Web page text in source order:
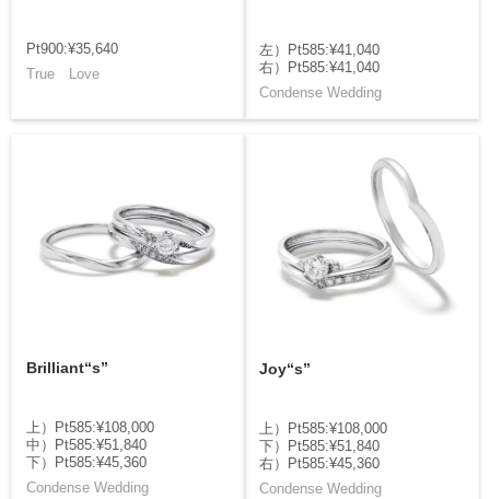
Pt900:¥35,640
True Love
左）Pt585:¥41,040
右）Pt585:¥41,040
Condense Wedding
Brilliant“s”
上）Pt585:¥108,000
中）Pt585:¥51,840
下）Pt585:¥45,360
Condense Wedding
Joy“s”
上）Pt585:¥108,000
下）Pt585:¥51,840
右）Pt585:¥45,360
Condense Wedding